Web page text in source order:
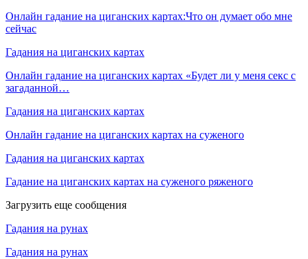
Онлайн гадание на циганских картах:Что он думает обо мне
сейчас
Гадания на циганских картах
Онлайн гадание на циганских картах «Будет ли у меня секс с
загаданной…
Гадания на циганских картах
Онлайн гадание на циганских картах на суженого
Гадания на циганских картах
Гадание на циганских картах на суженого ряженого
Загрузить еще сообщения
Гадания на рунах
Гадания на рунах